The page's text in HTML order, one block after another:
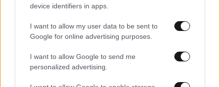
device identifiers in apps.
I want to allow my user data to be sent to
Google for online advertising purposes.
I want to allow Google to send me
personalized advertising.
03·01·2025 15:57
Ανατριχιαστικό βίντεο από την τρομοκρατική επίθεση